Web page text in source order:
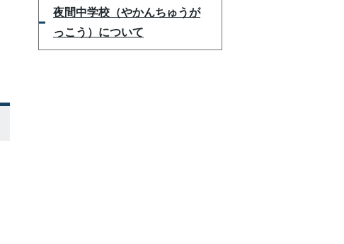
夜間中学校（やかんちゅうが
っこう）について